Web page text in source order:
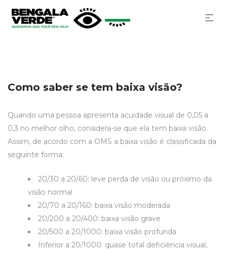
Como saber se tem baixa visão?
Quando uma pessoa apresenta acuidade visual de 0,05 a
0,3 no melhor olho, considera-se que ela tem baixa visão.
Assim, de acordo com a OMS a baixa visão é classificada da
seguinte forma:
20/30 a 20/60: leve perda de visão ou próximo da
visão normal
20/70 a 20/160: baixa visão moderada
20/200 a 20/400: baixa visão grave
20/500 a 20/1000: baixa visão profunda
Inferior a 20/1000: quase total deficiência visual,